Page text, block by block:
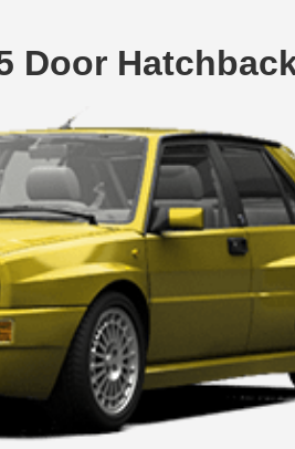
Door